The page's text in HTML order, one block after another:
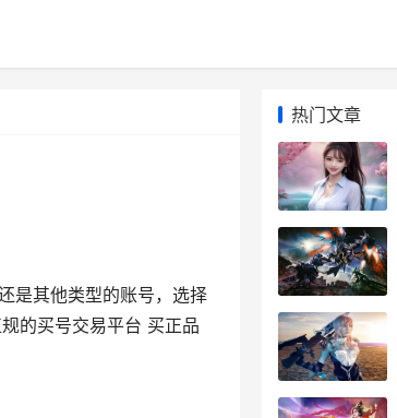
是其他类型的账号，选择
的买号交易平台 买正品
热门文章